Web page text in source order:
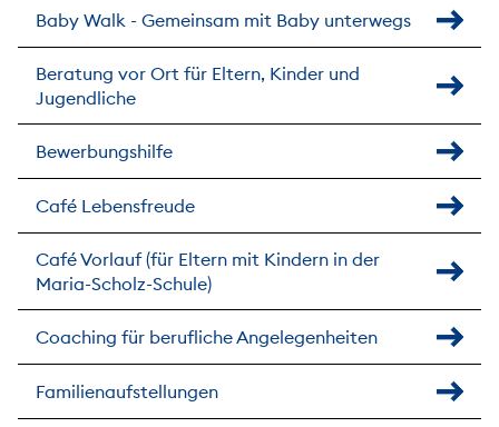
Baby Walk - Gemeinsam mit Baby unterwegs
Beratung vor Ort für Eltern, Kinder und
Jugendliche
Bewerbungshilfe
Café Lebensfreude
Café Vorlauf (für Eltern mit Kindern in der
Maria-Scholz-Schule)
Coaching für berufliche Angelegenheiten
Familienaufstellungen